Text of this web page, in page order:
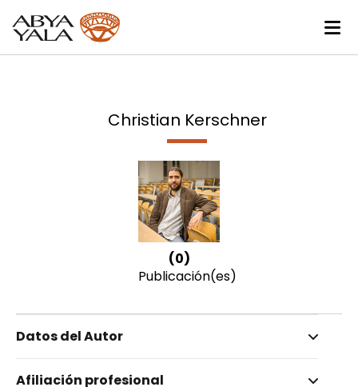
Christian Kerschner
(0)
Publicación(es)
Datos del Autor
Afiliación profesional